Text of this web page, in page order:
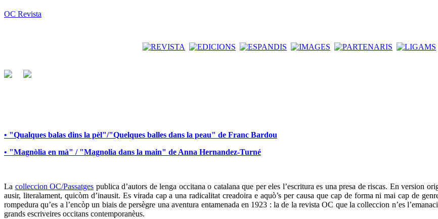
OC Revista
• "Qualques balas dins la pèl"/"Quelques balles dans la peau" de Franc Bardou
• "Magnòlia en mà" / "Magnolia dans la main" de Anna Hernandez-Turné
La colleccion OC/Passatges publica d’autors de lenga occitana o catalana que per eles l’escritura es una presa de riscas. En version
ausir, literalament, quicòm d’inausit. Es virada cap a una radicalitat creadoira e aquò’s per causa que cap de forma ni mai cap de
rompedura qu’es a l’encòp un biais de persègre una aventura entamenada en 1923 : la de la revista OC que la colleccion n’es
grands escriveires occitans contemporanèus.